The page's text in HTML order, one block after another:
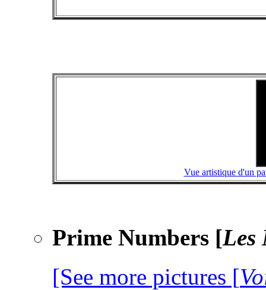
Vue artistique d'un
Prime Numbers [Les
[See more pictures [